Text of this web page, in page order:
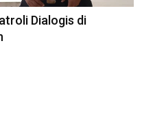
Dialogis di